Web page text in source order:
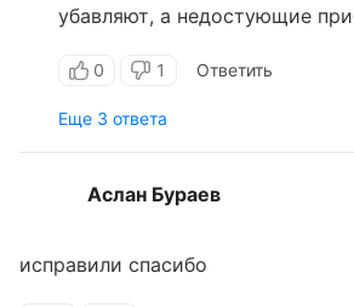
убавляют, а недостующие
0 1 Ответить
Еще 3 ответа
Аслан Бураев
исправили спасибо